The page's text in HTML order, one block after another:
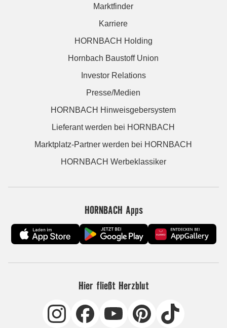
Marktfinder
Karriere
HORNBACH Holding
Hornbach Baustoff Union
Investor Relations
Presse/Medien
HORNBACH Hinweisgebersystem
Lieferant werden bei HORNBACH
Marktplatz-Partner werden bei HORNBACH
HORNBACH Werbeklassiker
HORNBACH Apps
Hier fließt Herzblut